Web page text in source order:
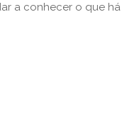
a conhecer o que